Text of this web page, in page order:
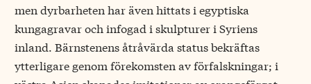
men dyrbarheten har även hittats i egyptiska
kungagravar och infogad i skulpturer i Syriens
inland. Bärnstenens åtråvärda status bekräftas
ytterligare genom förekomsten av förfalskningar; i